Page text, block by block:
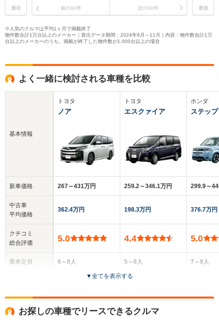
最初 前の30件 次の30件 最後
※人気のクルマは平均1ヶ月で掲載終了
物件数合計1万台以上のメーカー｜算出データ期間：2024年9月～11月｜内容：物件数合計1万
台以上のメーカーのうち、掲載が終了した物件数が1,000台以上の場合
よく一緒に検討される車種を比較
基本情報
新車価格
中古車
平均価格
クチコミ
総合評価
乗車定員
トヨタ
ノア
267～431万円
362.4万円
5.0
6～8人
1.9m～1.93m
トヨタ
エスクァイア
259.2～346.1万円
198.3万円
4.4
5～8人
5ドア
全高
1.83m～1.87m
ホンダ
ステッ
299.9～
376.7万円
5.0
7～8人
▼全てを表示する
お探しの車種でリースできるクルマ